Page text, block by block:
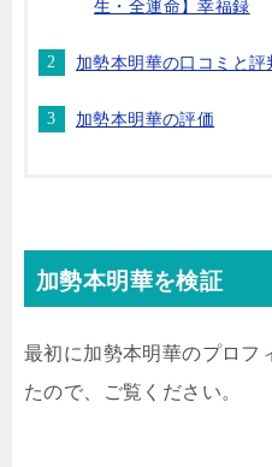
生・全運命】幸福録
加勢本明華の口コミと評
加勢本明華の評価
加勢本明華を検証
最初に加勢本明華のプロフ
たので、ご覧ください。